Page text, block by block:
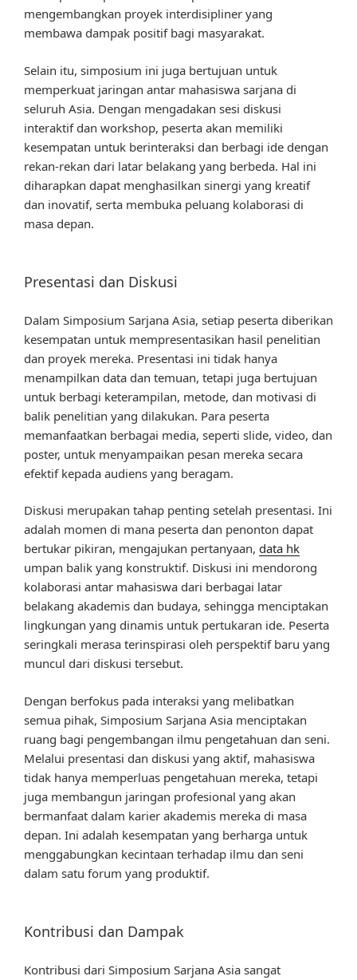
mengembangkan proyek interdisipliner yang
membawa dampak positif bagi masyarakat.
Selain itu, simposium ini juga bertujuan untuk
memperkuat jaringan antar mahasiswa sarjana di
seluruh Asia. Dengan mengadakan sesi diskusi
interaktif dan workshop, peserta akan memiliki
kesempatan untuk berinteraksi dan berbagi ide dengan
rekan-rekan dari latar belakang yang berbeda. Hal ini
diharapkan dapat menghasilkan sinergi yang kreatif
dan inovatif, serta membuka peluang kolaborasi di
masa depan.
Presentasi dan Diskusi
Dalam Simposium Sarjana Asia, setiap peserta diberikan
kesempatan untuk mempresentasikan hasil penelitian
dan proyek mereka. Presentasi ini tidak hanya
menampilkan data dan temuan, tetapi juga bertujuan
untuk berbagi keterampilan, metode, dan motivasi di
balik penelitian yang dilakukan. Para peserta
memanfaatkan berbagai media, seperti slide, video, dan
poster, untuk menyampaikan pesan mereka secara
efektif kepada audiens yang beragam.
Diskusi merupakan tahap penting setelah presentasi. Ini
adalah momen di mana peserta dan penonton dapat
bertukar pikiran, mengajukan pertanyaan, data hk
umpan balik yang konstruktif. Diskusi ini mendorong
kolaborasi antar mahasiswa dari berbagai latar
belakang akademis dan budaya, sehingga menciptakan
lingkungan yang dinamis untuk pertukaran ide. Peserta
seringkali merasa terinspirasi oleh perspektif baru yang
muncul dari diskusi tersebut.
Dengan berfokus pada interaksi yang melibatkan
semua pihak, Simposium Sarjana Asia menciptakan
ruang bagi pengembangan ilmu pengetahuan dan seni.
Melalui presentasi dan diskusi yang aktif, mahasiswa
tidak hanya memperluas pengetahuan mereka, tetapi
juga membangun jaringan profesional yang akan
bermanfaat dalam karier akademis mereka di masa
depan. Ini adalah kesempatan yang berharga untuk
menggabungkan kecintaan terhadap ilmu dan seni
dalam satu forum yang produktif.
Kontribusi dan Dampak
Kontribusi dari Simposium Sarjana Asia sangat